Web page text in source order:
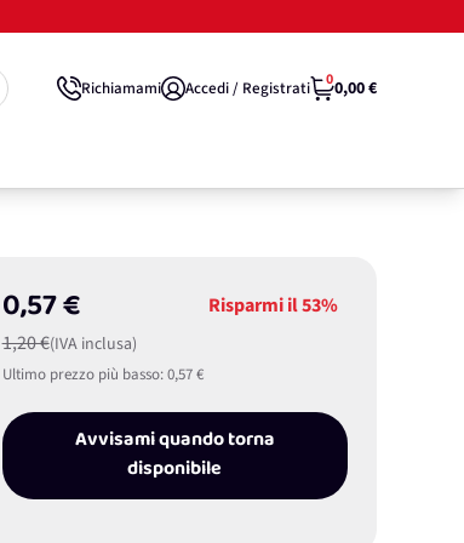
Richiamami Accedi / Registrati 00,00 €
0,57 €
1,20 €(IVA inclusa)
Risparmi il53%
Ultimo prezzo più basso:0,57 €
Avvisami quando torna
disponibile